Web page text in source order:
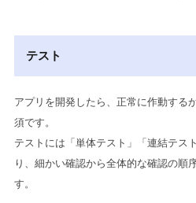
テスト
アプリを開発したら、正常に作動する
須です。
テストには「単体テスト」「連結テス
り、細かい確認から全体的な確認の順
す。